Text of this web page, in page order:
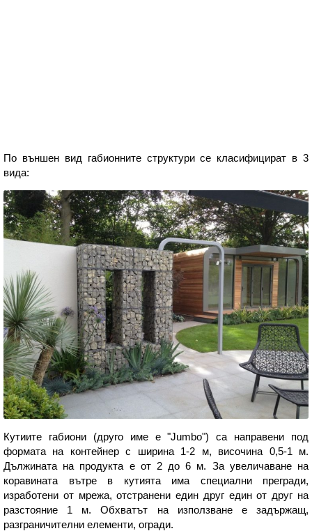
По външен вид габионните структури се класифицират в 3
вида:
Кутиите габиони (друго име е "Jumbo") са направени под
формата на контейнер с ширина 1-2 м, височина 0,5-1 м.
Дължината на продукта е от 2 до 6 м. За увеличаване на
коравината вътре в кутията има специални прегради,
изработени от мрежа, отстранени един друг един от друг на
разстояние 1 м. Обхватът на използване е задържащ,
разграничителни елементи, огради.